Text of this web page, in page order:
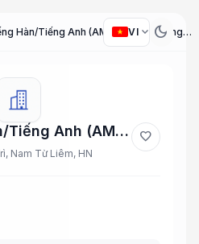
AM/BD Tiếng Hàn/Tiếng Anh (AM/BD Korean/English Speaker)
VI expand_more dark_mode
AM/BD Tiếng Hàn/Tiếng Anh (AM/BD Korean/English Speaker)
Nam Từ Liêm, HN
favorite